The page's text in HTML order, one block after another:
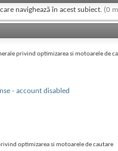
navighează în acest subiect. (0
privind optimizarea si motoarele de
- account disabled
optimizarea si motoarele de cautare